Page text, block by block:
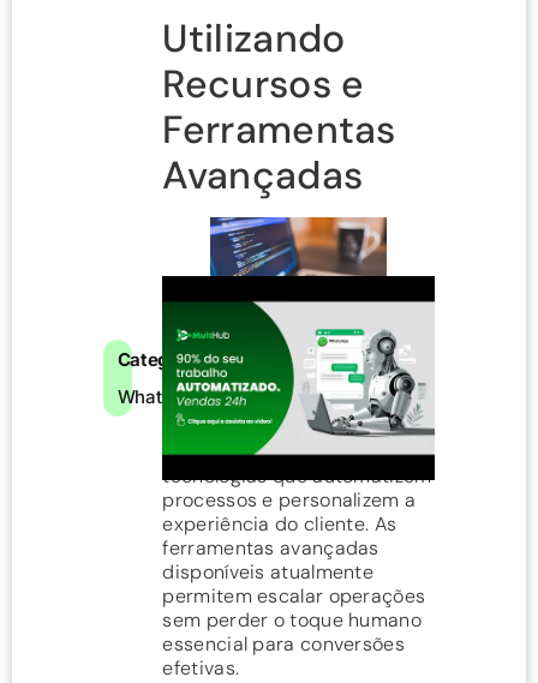
Categorias:
WhatsApp
Utilizando
Recursos e
Ferramentas
Avançadas
Aprimorar o funil de vendas
no WhatsApp depende
significativamente da
implementação de
tecnologias que automatizem
processos e personalizem a
experiência do cliente. As
ferramentas avançadas
disponíveis atualmente
permitem escalar operações
sem perder o toque humano
essencial para conversões
efetivas.